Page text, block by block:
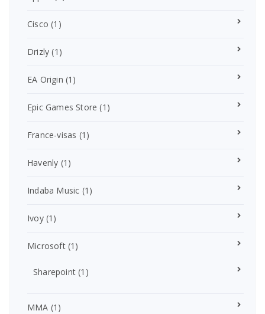
Cisco (1)
Drizly (1)
EA Origin (1)
Epic Games Store (1)
France-visas (1)
Havenly (1)
Indaba Music (1)
Ivoy(1)
Microsoft(1)
Sharepoint (1)
MMA (1)